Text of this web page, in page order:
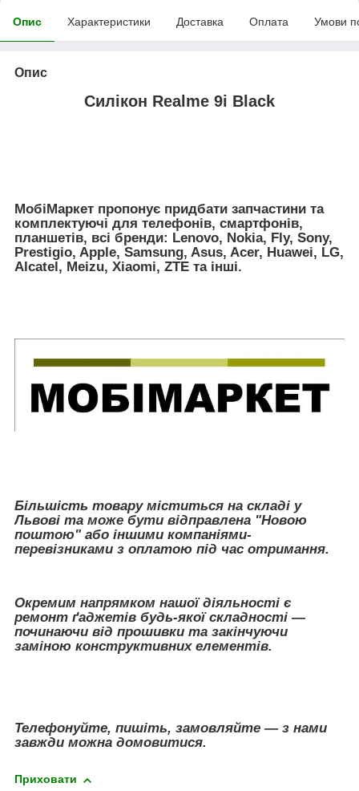
Опис Характеристики Доставка Оплата Умови
Опис
Силікон Realme 9i Black
МобiМаркет пропонує придбати запчастини та
комплектуючі для телефонів, смартфонів,
планшетів, всі бренди: Lenovo, Nokia, Fly, Sony,
Prestigio, Apple, Samsung, Asus, Acer, Huawei, LG,
Alcatel, Meizu, Xiaomi, ZTE та інші.
Більшість товару міститься на складі у
Львові та може бути відправлена "Новою
поштою" або іншими компаніями-
перевізниками з оплатою під час отримання.
Окремим напрямком нашої діяльності є
ремонт ґаджетів будь-якої складності —
починаючи від прошивки та закінчуючи
заміною конструктивних елементів.
Телефонуйте, пишіть, замовляйте — з нами
завжди можна домовитися.
Приховати